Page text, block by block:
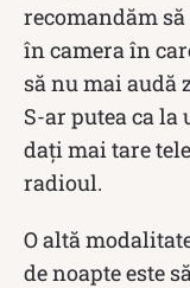
recomandăm
în camera în
să nu mai audă
S-ar putea ca
dați mai tare
radioul.
O altă
de noapte este